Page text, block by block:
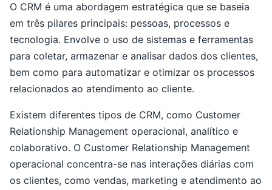
O CRM é uma abordagem estratégica que se baseia
em três pilares principais: pessoas, processos e
tecnologia. Envolve o uso de sistemas e ferramentas
para coletar, armazenar e analisar dados dos clientes,
bem como para automatizar e otimizar os processos
relacionados ao atendimento ao cliente.
Existem diferentes tipos de CRM, como Customer
Relationship Management operacional, analítico e
colaborativo. O Customer Relationship Management
operacional concentra-se nas interações diárias com
os clientes, como vendas, marketing e atendimento ao